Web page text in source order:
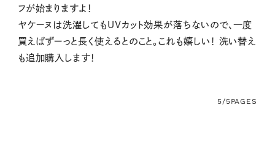
フが始まりますよ！
ヤケーヌは洗濯してもUVカット効果が落ちないので、一度
買えばずーっと長く使えるとのこと。これも嬉しい！ 洗い替え
も追加購入します！
5/5PAGES